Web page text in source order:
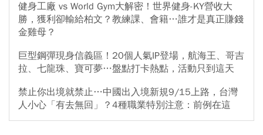
健身工廠 vs World Gym大解密！世界健身-KY營收大
勝，獲利卻輸給柏文？教練課、會籍…誰才是真正賺錢
金雞母？
巨型鋼彈現身信義區！20個人氣IP登場，航海王、哥吉
拉、七龍珠、寶可夢…盤點打卡熱點，活動只到這天
禁止你出境就禁止…中國出入境新規9/15上路，台灣
人小心「有去無回」？4種職業特別注意：前例在這